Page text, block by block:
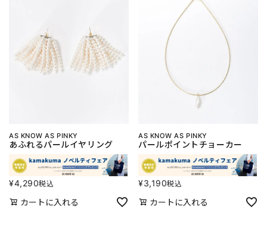
AS KNOW AS PINKY
あふれるパールイヤリング
¥4,290税込
カートに入れる
AS KNOW AS PINKY
パールポイントチョーカー
¥3,190税込
カートに入れる